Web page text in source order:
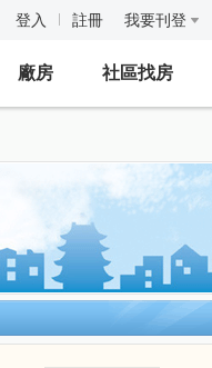
登入 註冊 我要刊登
廠房 社區找房